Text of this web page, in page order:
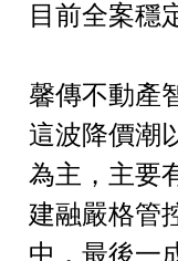
目前全案穩
馨傳不動產
這波降價潮
為主，主要
建融嚴格管
中，最後一